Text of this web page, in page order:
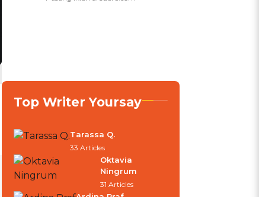
Top Writer Yoursay
Tarassa Q.
33 Articles
Oktavia
Ningrum
31 Articles